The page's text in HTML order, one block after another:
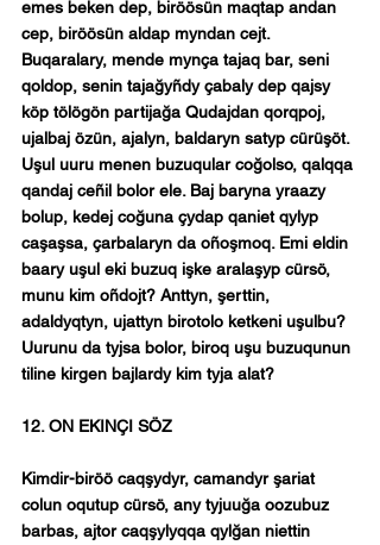
emes beken dep, biröösün maqtap andan
cep, biröösün aldap myndan cejt.
Buqaralary, mende mynça tajaq bar, seni
qoldop, senin tajağyñdy çabaly dep qajsy
köp tölögön partijağa Qudajdan qorqpoj,
ujalbaj özün, ajalyn, baldaryn satyp cürüşöt.
Uşul uuru menen buzuqular coğolso, qalqqa
qandaj ceñil bolor ele. Baj baryna yraazy
bolup, kedej coğuna çydap qaniet qylyp
caşaşsa, çarbalaryn da oñoşmoq. Emi eldin
baary uşul eki buzuq işke aralaşyp cürsö,
munu kim oñdojt? Anttyn, şerttin,
adaldyqtyn, ujattyn birotolo ketkeni uşulbu?
Uurunu da tyjsa bolor, biroq uşu buzuqunun
tiline kirgen bajlardy kim tyja alat?
12. ON EKINÇI SÖZ
Kimdir-biröö caqşydyr, camandyr şariat
colun oqutup cürsö, any tyjuuğa oozubuz
barbas, ajtor caqşylyqqa qylğan niettin